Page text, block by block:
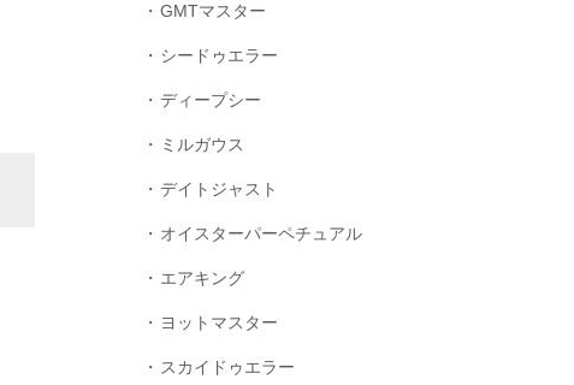
GMTマスター
シードゥエラー
ディープシー
ミルガウス
デイトジャスト
オイスターパーペチュアル
エアキング
ヨットマスター
スカイドゥエラー